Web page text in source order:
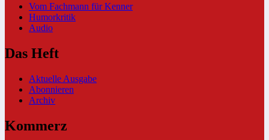
Vom Fachmann für Kenner
Humorkritik
Audio
Das Heft
Aktuelle Ausgabe
Abonnieren
Archiv
Kommerz